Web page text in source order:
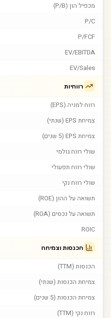
מכפיל הון (P/B)
P/C
P/FCF
EV/EBITDA
EV/Sales
רווחיות
רווח למניה (EPS)
צמיחת EPS (שנתי)
צמיחת EPS (5 שנים)
שולי רווח גולמי
שולי רווח תפעולי
שולי רווח נקי
תשואה על ההון (ROE)
תשואה על נכסים (ROA)
ROIC
הכנסות וצמיחה
הכנסות (TTM)
צמיחת הכנסות (שנתי)
צמיחת הכנסות (5 שנים)
רווח נקי (TTM)